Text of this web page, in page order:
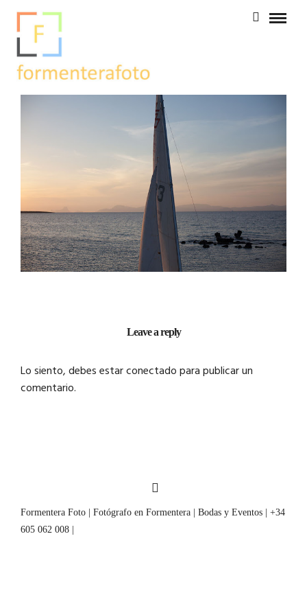
Leave a reply
Lo siento, debes estarconectadopara publicar un
comentario.
Formentera Foto | Fotógrafo en Formentera | Bodas y Eventos | +34
605 062 008 |